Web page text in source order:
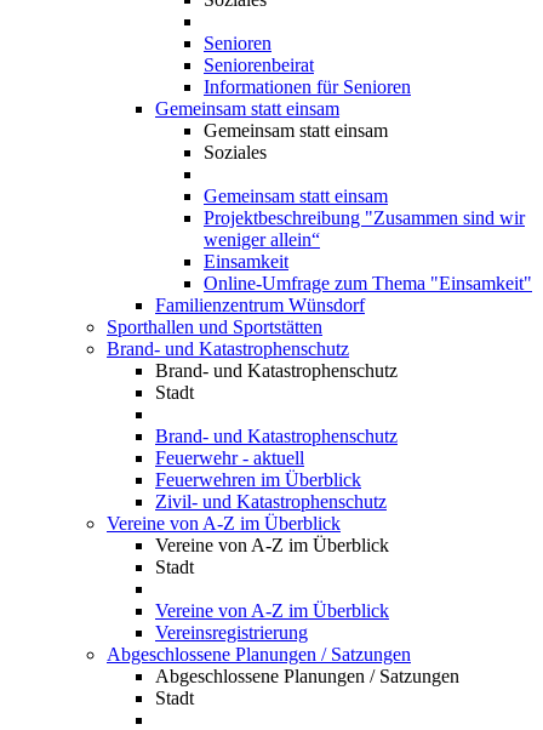
Senioren
Seniorenbeirat
Informationen für Senioren
Gemeinsam statt einsam
Gemeinsam statt einsam
Soziales
Gemeinsam statt einsam
Projektbeschreibung "Zusammen sind wir
weniger allein“
Einsamkeit
Online-Umfrage zum Thema "Einsamkeit"
Familienzentrum Wünsdorf
Sporthallen und Sportstätten
Brand- und Katastrophenschutz
Brand- und Katastrophenschutz
Stadt
Brand- und Katastrophenschutz
Feuerwehr - aktuell
Feuerwehren im Überblick
Zivil- und Katastrophenschutz
Vereine von A-Z im Überblick
Vereine von A-Z im Überblick
Stadt
Vereine von A-Z im Überblick
Vereinsregistrierung
Abgeschlossene Planungen / Satzungen
Abgeschlossene Planungen / Satzungen
Stadt